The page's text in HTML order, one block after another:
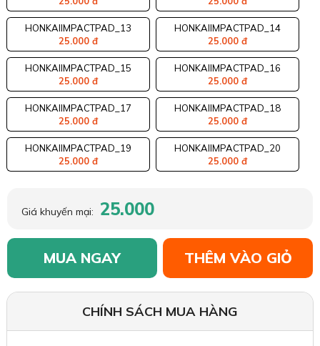
HONKAIIMPACTPAD_13
25.000 đ
HONKAIIMPACTPAD_14
25.000 đ
HONKAIIMPACTPAD_15
25.000 đ
HONKAIIMPACTPAD_16
25.000 đ
HONKAIIMPACTPAD_17
25.000 đ
HONKAIIMPACTPAD_18
25.000 đ
HONKAIIMPACTPAD_19
25.000 đ
HONKAIIMPACTPAD_20
25.000 đ
Giá khuyến mại: 25.000
MUA NGAY THÊM VÀO GIỎ
CHÍNH SÁCH MUA HÀNG